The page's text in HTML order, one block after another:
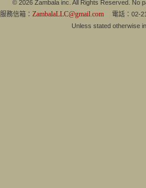
© 2026 Zambala inc. All Rights Reserved. No
服務信箱： ZambalaLLC@gmail.com 電話：02-
Unless stated